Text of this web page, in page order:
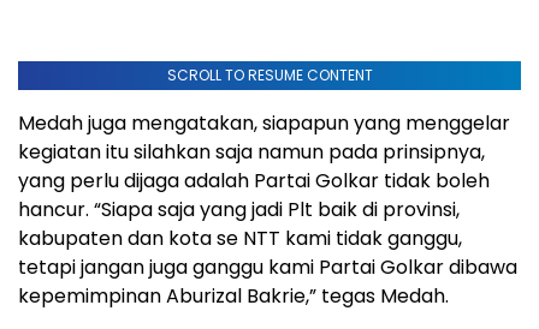
SCROLL TO RESUME CONTENT
Medah juga mengatakan, siapapun yang menggelar
kegiatan itu silahkan saja namun pada prinsipnya,
yang perlu dijaga adalah Partai Golkar tidak boleh
hancur. “Siapa saja yang jadi Plt baik di provinsi,
kabupaten dan kota se NTT kami tidak ganggu,
tetapi jangan juga ganggu kami Partai Golkar dibawa
kepemimpinan Aburizal Bakrie,” tegas Medah.